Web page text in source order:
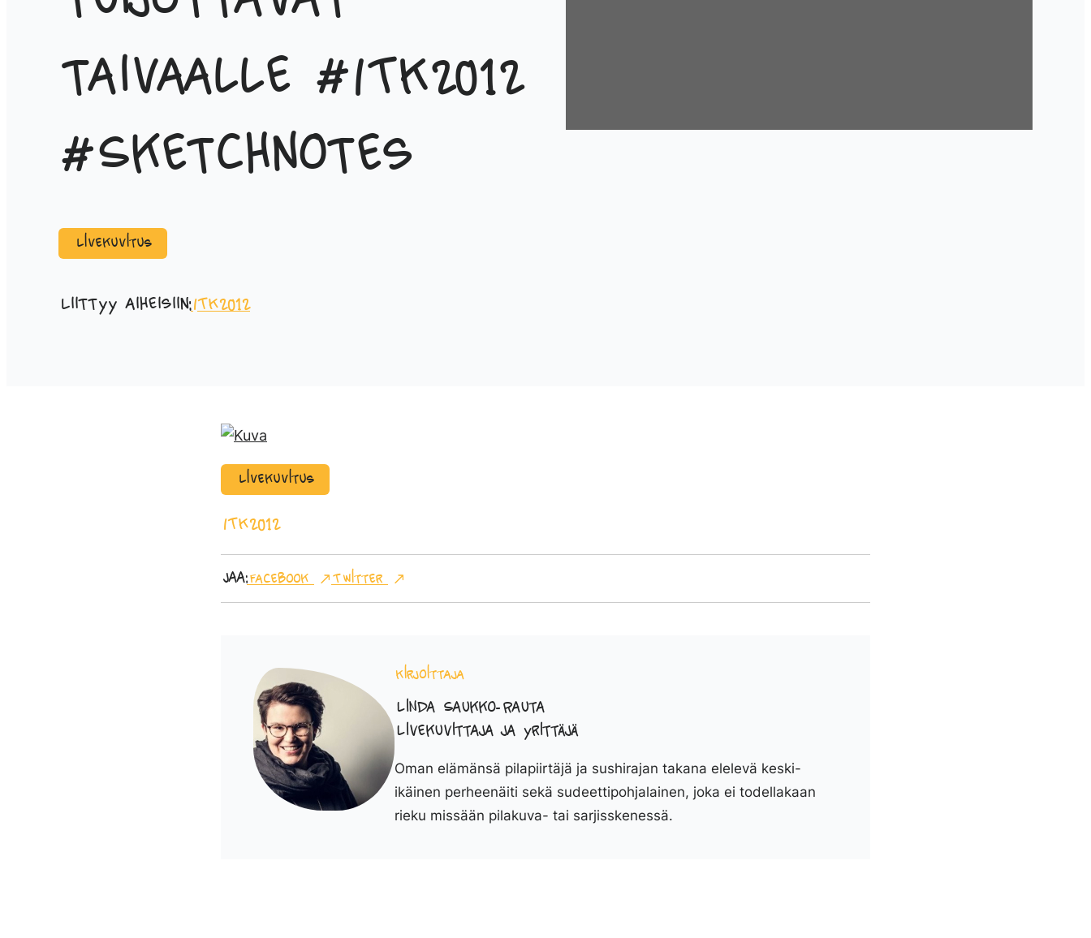
taivaalle #ITK2012
#Sketchnotes
Livekuvitus
Liittyy aiheisiin:ITK2012
Livekuvitus
ITK2012
Jaa:Facebook Twitter
Kirjoittaja
Linda Saukko-Rauta
Livekuvittaja ja yrittäjä
Oman elämänsä pilapiirtäjä ja sushirajan takana elelevä keski-
ikäinen perheenäiti sekä sudeettipohjalainen, joka ei todellakaan
rieku missään pilakuva- tai sarjisskenessä.